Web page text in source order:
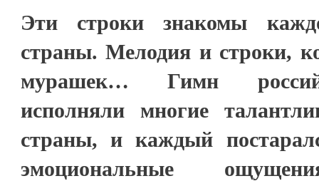
Эти строки знакомы
страны. Мелодия и строки,
мурашек… Гимн
исполняли многие
страны, и каждый
эмоциональные